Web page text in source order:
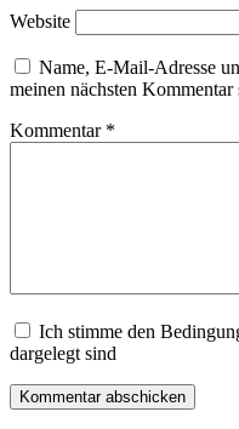
Website
Name, E-Mail-Adresse
meinen nächsten Kommentar
Kommentar *
Ich stimme den
dargelegt sind